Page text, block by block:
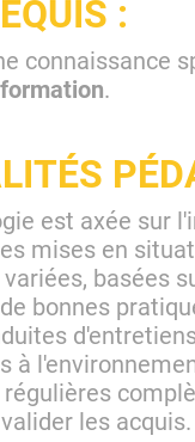
:
connaissance
formation.
est axée sur
mises en
basées
bonnes
à
les acquis.